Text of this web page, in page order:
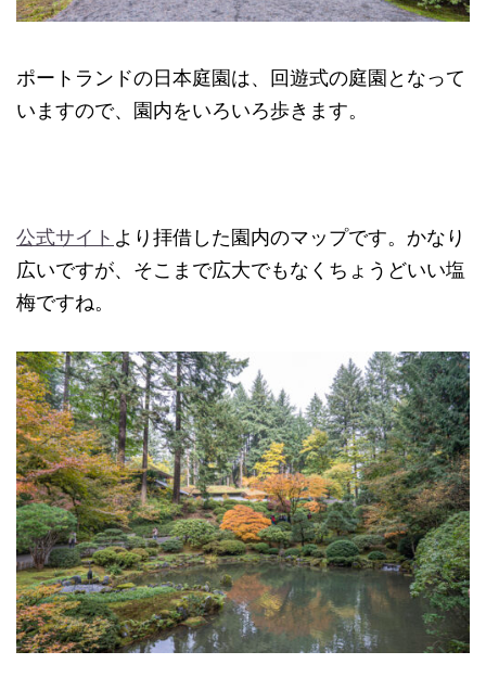
ポートランドの日本庭園は、回遊式の庭園となって
いますので、園内をいろいろ歩きます。
公式サイト より拝借した園内のマップです。かなり
広いですが、そこまで広大でもなくちょうどいい塩
梅ですね。